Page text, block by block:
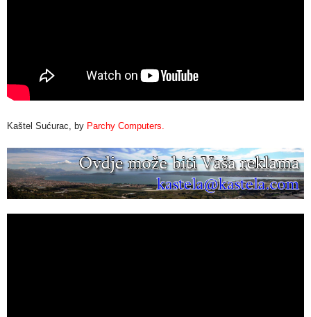
Kaštel Sućurac, by Parchy Computers.